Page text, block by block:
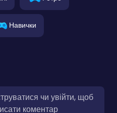
Навички
чи увійти, щоб
коментар